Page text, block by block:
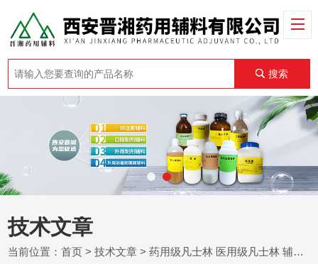
搜索
技术文章
当前位置：首页 >技术文章 > 药用级凡士林 医用级凡士林 辅料级凡士林 （黄 白）